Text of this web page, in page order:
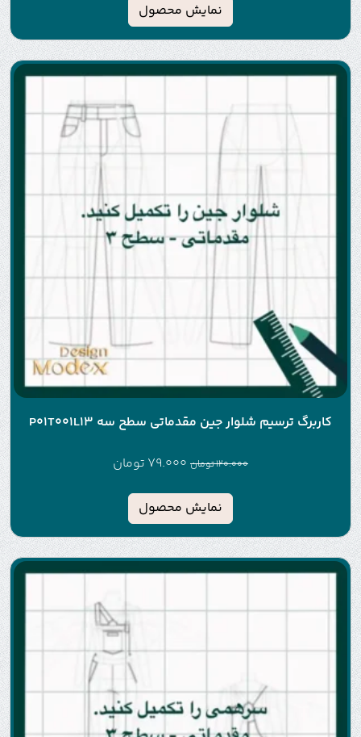
نمایش محصول
کاربرگ ترسیم شلوار جین مقدماتی سطح سه P01T001L13
120.000تومان 79.000 تومان
نمایش محصول